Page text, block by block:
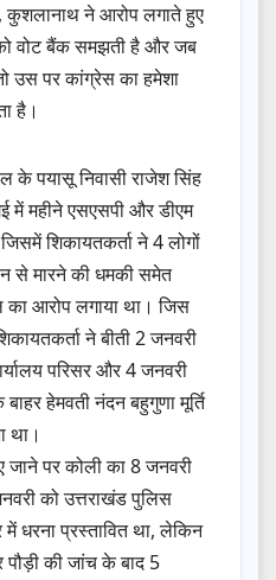
कुशलानाथ ने आरोप लगाते हुए
वोट बैंक समझती है और जब
उस पर कांग्रेस का हमेशा
है।
के पयासू निवासी राजेश सिंह
में महीने एसएसपी और डीएम
शिकायतकर्ता ने 4 लोगों
से मारने की धमकी समेत
आरोप लगाया था। जिस
ने बीती 2 जनवरी
परिसर और 4 जनवरी
हेमवती नंदन बहुगुणा मूर्ति
था।
जाने पर कोली का 8 जनवरी
को उत्तराखंड पुलिस
में धरना प्रस्तावित था, लेकिन
की जांच के बाद 5